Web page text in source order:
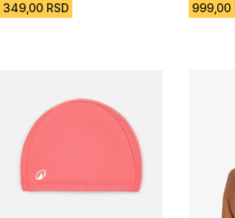
349,00 RSD 999,00